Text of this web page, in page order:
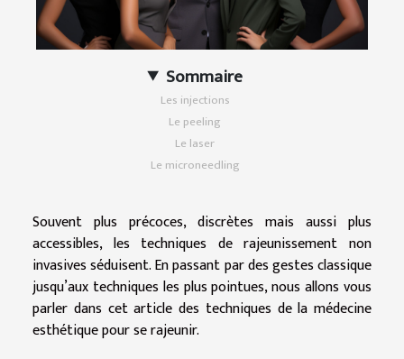
Sommaire
Les injections
Le peeling
Le laser
Le microneedling
Souvent plus précoces, discrètes mais aussi plus
accessibles, les techniques de rajeunissement non
invasives séduisent. En passant par des gestes classique
jusqu’aux techniques les plus pointues, nous allons vous
parler dans cet article des techniques de la médecine
esthétique pour se rajeunir.